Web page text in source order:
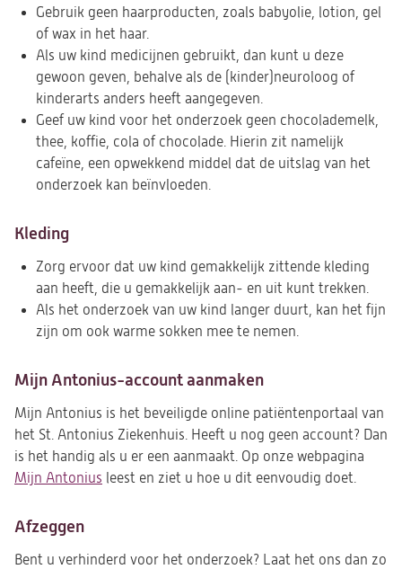
Gebruik geen haarproducten, zoals babyolie, lotion, gel
of wax in het haar.
Als uw kind medicijnen gebruikt, dan kunt u deze
gewoon geven, behalve als de (kinder)neuroloog of
kinderarts anders heeft aangegeven.
Geef uw kind voor het onderzoek geen chocolademelk,
thee, koffie, cola of chocolade. Hierin zit namelijk
cafeïne, een opwekkend middel dat de uitslag van het
onderzoek kan beïnvloeden.
Kleding
Zorg ervoor dat uw kind gemakkelijk zittende kleding
aan heeft, die u gemakkelijk aan- en uit kunt trekken.
Als het onderzoek van uw kind langer duurt, kan het fijn
zijn om ook warme sokken mee te nemen.
Mijn Antonius-account aanmaken
Mijn Antonius is het beveiligde online patiëntenportaal van
het St. Antonius Ziekenhuis. Heeft u nog geen account? Dan
is het handig als u er een aanmaakt. Op onze webpagina
Mijn Antonius leest en ziet u hoe u dit eenvoudig doet.
Afzeggen
Bent u verhinderd voor het onderzoek? Laat het ons dan zo